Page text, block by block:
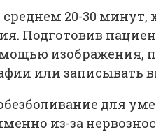
20-30
Подготовив
изображения,
или
для
из-за